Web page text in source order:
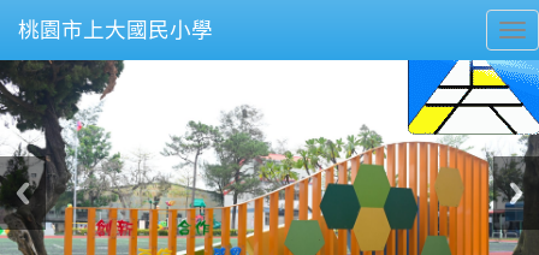
桃園市上大國民小學